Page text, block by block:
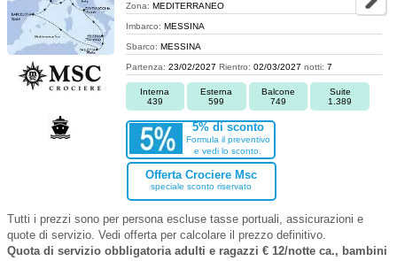
Zona: MEDITERRANEO
Imbarco: MESSINA
Sbarco: MESSINA
Partenza: 23/02/2027 Rientro: 02/03/2027 notti: 7
Interna
439
Esterna
599
Balcone
749
Suite
1.389
5% di sconto
Formula il preventivo
e vedi lo sconto.
Offerta Crociere Msc
speciale sconto riservato
Tutti i prezzi sono per persona escluse tasse portuali, assicurazioni e
quote di servizio. Vedi offerta per calcolare il prezzo definitivo.
Quota di servizio obbligatoria adulti e ragazzi € 12/notte ca., bambini